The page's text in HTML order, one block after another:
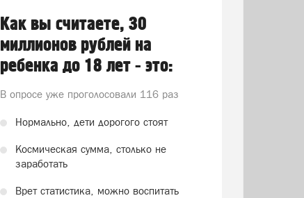
Как вы считаете, 30
миллионов рублей на
ребенка до 18 лет - это:
В опросе уже проголосовали 116 раз
Нормально, дети дорогого стоят
Космическая сумма, столько не
заработать
Врет статистика, можно воспитать